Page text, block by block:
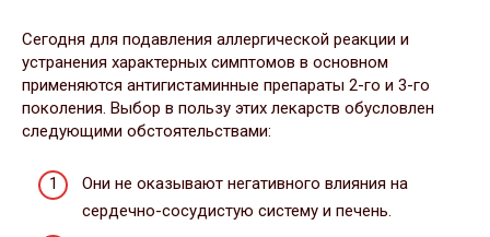
Сегодня для подавления аллергической реакции и
устранения характерных симптомов в основном
применяются антигистаминные препараты 2-го и 3-го
поколения. Выбор в пользу этих лекарств обусловлен
следующими обстоятельствами:
Они не оказывают негативного влияния на
сердечно-сосудистую систему и печень.